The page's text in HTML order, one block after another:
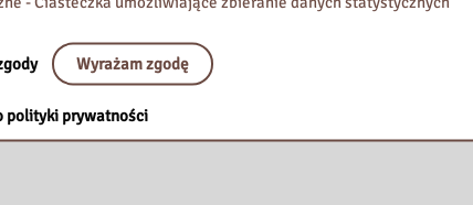
Wyrażam zgodę
polityki prywatności